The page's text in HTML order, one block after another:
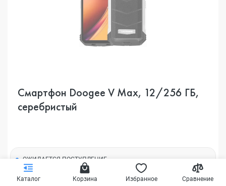
Каталог Корзина Избранное Сравнение
Смартфон Doogee V Max, 12/256 ГБ,
серебристый
ОЖИДАЕТСЯ ПОСТУПЛЕНИЕ
29 890₽